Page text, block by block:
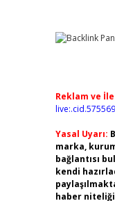
Reklam ve
Yasal Uyarı:
marka,
bağlantısı
kendi
haber